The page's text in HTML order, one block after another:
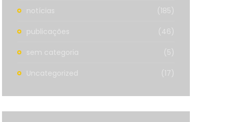
notícias (185)
publicações (46)
sem categoria (5)
Uncategorized (17)